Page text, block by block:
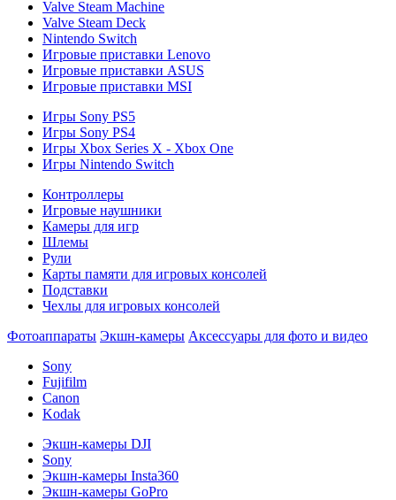
Valve Steam Machine
Valve Steam Deck
Nintendo Switch
Игровые приставки Lenovo
Игровые приставки ASUS
Игровые приставки MSI
Игры Sony PS5
Игры Sony PS4
Игры Xbox Series X - Xbox One
Игры Nintendo Switch
Контроллеры
Игровые наушники
Камеры для игр
Шлемы
Рули
Карты памяти для игровых консолей
Подставки
Чехлы для игровых консолей
Фотоаппараты Экшн-камеры Аксессуары для фото и видео
Sony
Fujifilm
Canon
Kodak
Экшн-камеры DJI
Sony
Экшн-камеры Insta360
Экшн-камеры GoPro